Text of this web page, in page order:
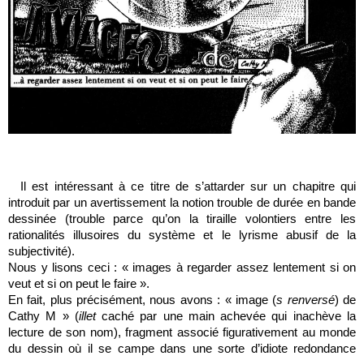
Il est intéressant à ce titre de s’attarder sur un chapitre qui
introduit par un avertissement la notion trouble de durée en bande
dessinée (trouble parce qu’on la tiraille volontiers entre les
rationalités illusoires du système et le lyrisme abusif de la
subjectivité).
Nous y lisons ceci : « images à regarder assez lentement si on
veut et si on peut le faire ».
En fait, plus précisément, nous avons : « image (s renversé) de
Cathy M » (illetcaché par une main achevée qui inachève la
lecture de son nom), fragment associé figurativement au monde
du dessin où il se campe dans une sorte d’idiote redondance